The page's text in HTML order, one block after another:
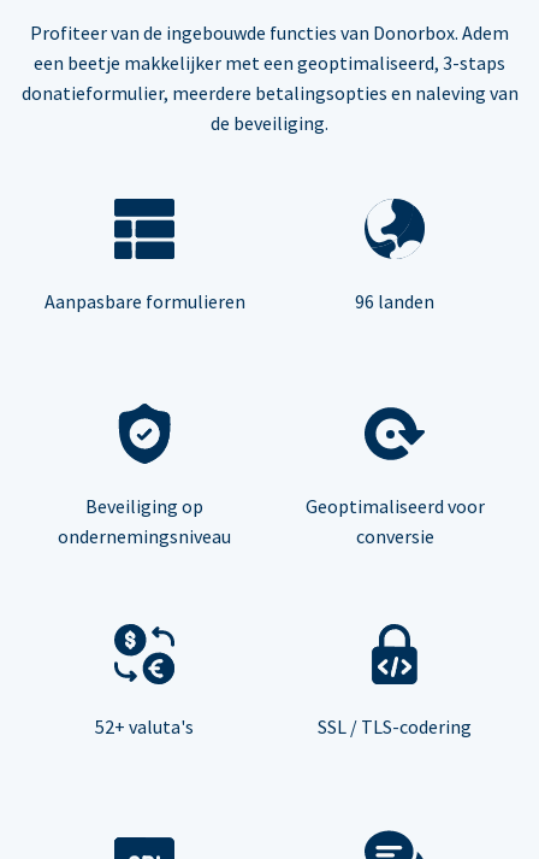
Profiteer van de ingebouwde functies van Donorbox. Adem
een beetje makkelijker met een geoptimaliseerd, 3-staps
donatieformulier, meerdere betalingsopties en naleving van
de beveiliging.
Aanpasbare formulieren 96 landen
Beveiliging op
ondernemingsniveau
Geoptimaliseerd voor
conversie
52+ valuta's SSL / TLS-codering